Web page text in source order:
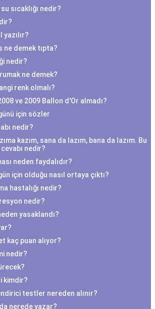
sıcaklığı nedir?
yazılır?
ne demek tıpta?
nedir?
ne demek?
renk olmalı?
ve 2009 Ballon d'Or almadı?
için sözler
nedir?
kazım, sana da lazım, bana da lazım. Bu
nedir?
neden faydalıdır?
için olduğu nasıl ortaya çıktı?
hastalığı nedir?
nedir?
yasaklandı?
kaç puan alıyor?
nedir?
kimdir?
testler nereden alınır?
nerede yazar?